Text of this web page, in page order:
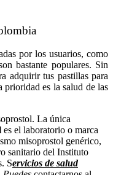
por los usuarios, como
bastante populares. Sin
adquirir tus pastillas para
prioridad es la salud de las
La única
es el laboratorio o marca
misoprostol genérico,
sanitario del Instituto
Servicios de salud